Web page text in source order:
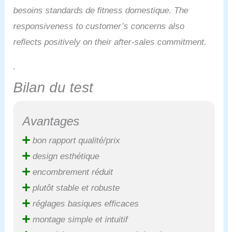
besoins standards de fitness domestique. The
responsiveness to customer’s concerns also
reflects positively on their after-sales commitment.
.
Bilan du test
Avantages
bon rapport qualité/prix
design esthétique
encombrement réduit
plutôt stable et robuste
réglages basiques efficaces
montage simple et intuitif